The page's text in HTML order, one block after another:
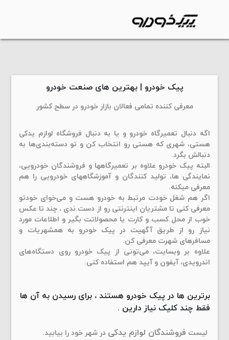
پیک خودرو | بهترین های صنعت خودرو
معرفی کننده تمامی فعالان بازار خودرو در سطح کشور
اگه دنبال تعمیرگاه خودرو و یا به دنبال فروشگاه لوازم یدکی
هستی، شهری که هستی رو انتخاب کن و تو دسته‌بندی‌ها به
دنبالش بگرد.
البته پیک خودرو علاوه بر تعمیرگاهها و فروشندگان خودرویی،
نمایندگی ها، تولید کنندگان و آموزشگاههای خودرویی را هم
معرفی میکنه.
اگر هم شغل خودت مرتبط به خودرو هست و می‌خوای خودتو
معرفی کنی تا مشتریان اینترنتی رو از دست ندی ، چند تا عکس
خوب از محل کسب و کارت یا محصولاتت بگیر و اطلاعات مورد
نیاز رو از طریق آگهیت در پیک خودرو به همشهریات و
مسافرهای شهرت معرفی کن.
علاوه بر وبسایت، می‌تونی از پیک خودرو روی دستگاه‌های
اندرویدی، آیفون و آیپد هم استفاده کنی.
برترین ها در پیک خودرو هستند ، برای رسیدن به آن ها
فقط چند کلیک نیاز دارین .
لیست فروشندگان لوازم یدکی در شهر خود را بیابید.